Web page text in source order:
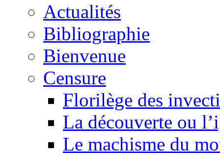
Actualités
Bibliographie
Bienvenue
Censure
Florilège des
La découverte ou
Le machisme du